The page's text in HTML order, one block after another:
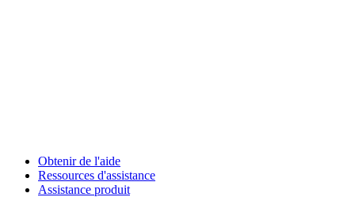
Obtenir de l'aide
Ressources d'assistance
Assistance produit